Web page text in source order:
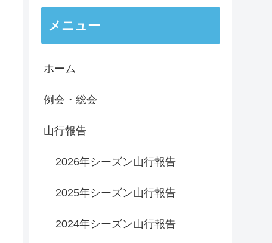
メニュー
ホーム
例会・総会
山行報告
2026年シーズン山行報告
2025年シーズン山行報告
2024年シーズン山行報告